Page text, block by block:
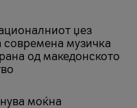
џез
современа музичка
од македонското
моќна